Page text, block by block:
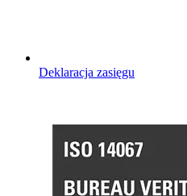
Deklaracja zasięgu